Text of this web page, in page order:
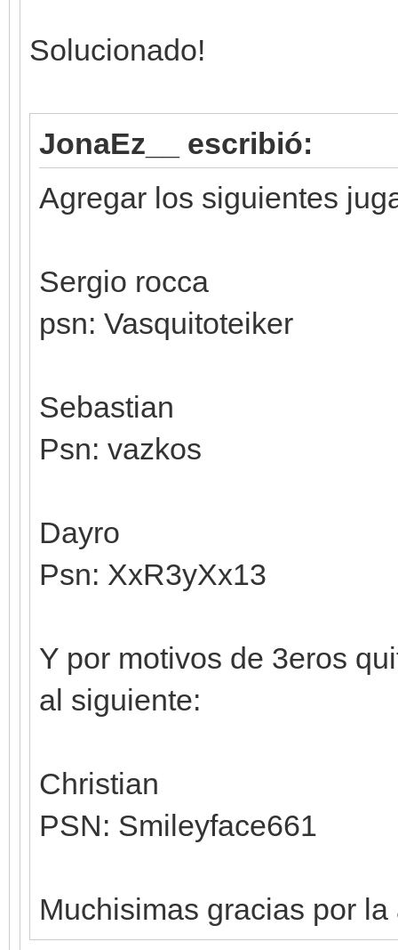
Solucionado!
JonaEz__ escribió:
Agregar los siguientes
Sergio rocca
psn: Vasquitoteiker
Sebastian
Psn: vazkos
Dayro
Psn: XxR3yXx13
Y por motivos de 3eros
al siguiente:
Christian
PSN: Smileyface661
Muchisimas gracias por la